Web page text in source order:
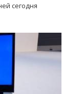
сегодня